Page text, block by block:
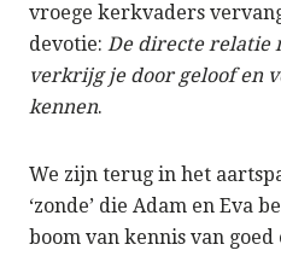
vroege kerkvaders
devotie: De directe relatie
verkrijg je door geloof en
kennen.
We zijn terug in het
‘zonde’ die Adam en Eva
boom van kennis van